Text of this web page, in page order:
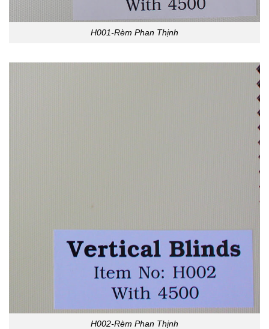
H001-Rèm Phan Thịnh
H002-Rèm Phan Thịnh